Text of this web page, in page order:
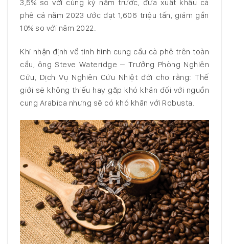
3,5% so với cùng kỳ năm trước, đưa xuất khẩu cà
phê cả năm 2023 ước đạt 1,606 triệu tấn, giảm gần
10% so với năm 2022.
Khi nhận định về tình hình cung cầu cà phê trên toàn
cầu, ông Steve Wateridge – Trưởng Phòng Nghiên
Cứu, Dịch Vụ Nghiên Cứu Nhiệt đới cho rằng: Thế
giới sẽ không thiếu hay gặp khó khăn đối với nguồn
cung Arabica nhưng sẽ có khó khăn với Robusta.